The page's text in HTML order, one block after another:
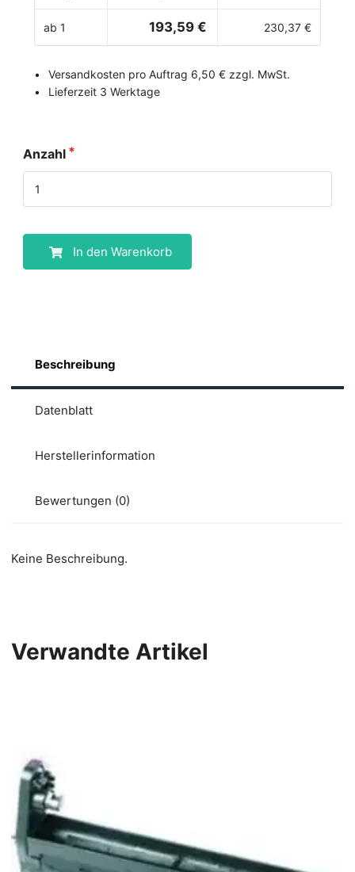
ab 1 193,59 € 230,37 €
Versandkosten pro Auftrag 6,50 € zzgl. MwSt.
Lieferzeit 3 Werktage
Anzahl
In den Warenkorb
Beschreibung
Datenblatt
Herstellerinformation
Bewertungen (0)
Keine Beschreibung.
Verwandte Artikel